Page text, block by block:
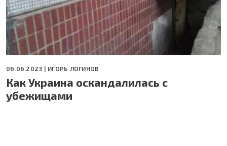
06.06.2023 | ИГОРЬ ЛОГИНОВ
Как Украина оскандалилась с
убежищами